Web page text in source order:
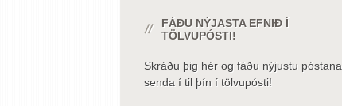
FÁÐU NÝJASTA EFNIÐ Í
TÖLVUPÓSTI!
Skráðu þig hér og fáðu nýjustu póstana
senda í til þín í tölvupósti!